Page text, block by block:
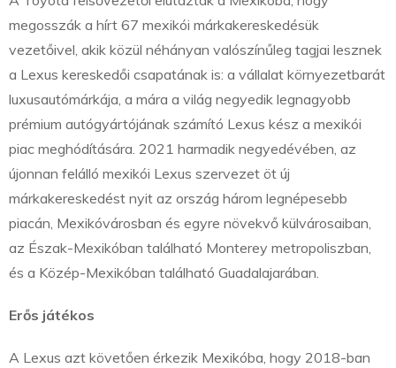
megosszák a hírt 67 mexikói márkakereskedésük
vezetőivel, akik közül néhányan valószínűleg tagjai lesznek
a Lexus kereskedői csapatának is: a vállalat környezetbarát
luxusautómárkája, a mára a világ negyedik legnagyobb
prémium autógyártójának számító Lexus kész a mexikói
piac meghódítására. 2021 harmadik negyedévében, az
újonnan felálló mexikói Lexus szervezet öt új
márkakereskedést nyit az ország három legnépesebb
piacán, Mexikóvárosban és egyre növekvő külvárosaiban,
az Észak-Mexikóban található Monterey metropoliszban,
és a Közép-Mexikóban található Guadalajarában.
Erős játékos
A Lexus azt követően érkezik Mexikóba, hogy 2018-ban